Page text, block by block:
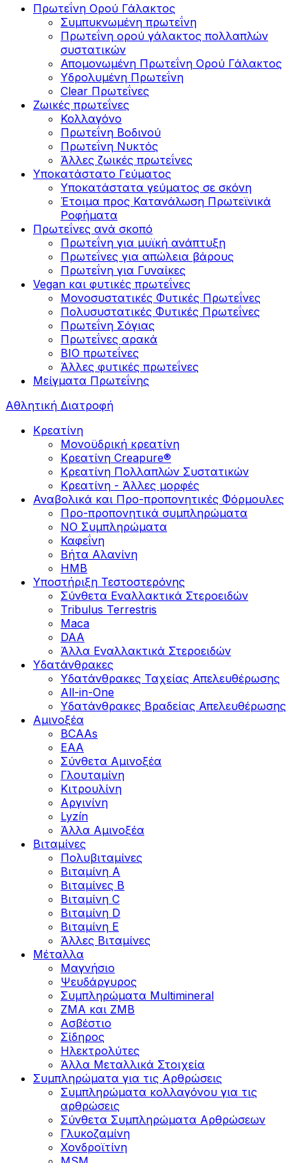
Πρωτεΐνη Ορού Γάλακτος
Συμπυκνωμένη πρωτεΐνη
Πρωτεΐνη ορού γάλακτος πολλαπλών
συστατικών
Απομονωμένη Πρωτεΐνη Ορού Γάλακτος
Υδρολυμένη Πρωτεΐνη
Clear Πρωτεΐνες
Ζωικές πρωτεΐνες
Κολλαγόνο
Πρωτεΐνη Βοδινού
Πρωτεΐνη Νυκτός
Άλλες ζωικές πρωτεΐνες
Υποκατάστατο Γεύματος
Υποκατάστατα γεύματος σε σκόνη
Έτοιμα προς Κατανάλωση Πρωτεϊνικά
Ροφήματα
Πρωτεΐνες ανά σκοπό
Πρωτεΐνη για μυϊκή ανάπτυξη
Πρωτεΐνες για απώλεια βάρους
Πρωτεΐνη για Γυναίκες
Vegan και φυτικές πρωτεΐνες
Μονοσυστατικές Φυτικές Πρωτεΐνες
Πολυσυστατικές Φυτικές Πρωτεΐνες
Πρωτεΐνη Σόγιας
Πρωτεΐνες αρακά
ΒIO πρωτεΐνες
Άλλες φυτικές πρωτεΐνες
Μείγματα Πρωτεΐνης
Αθλητική Διατροφή
Κρεατίνη
Μονοϋδρική κρεατίνη
Κρεατίνη Creapure®
Κρεατίνη Πολλαπλών Συστατικών
Κρεατίνη - Άλλες μορφές
Αναβολικά και Προ-προπονητικές Φόρμουλες
Προ-προπονητικά συμπληρώματα
ΝΟ Συμπληρώματα
Καφεΐνη
Βήτα Αλανίνη
HMB
Υποστήριξη Τεστοστερόνης
Σύνθετα Εναλλακτικά Στεροειδών
Tribulus Terrestris
Maca
DAA
Άλλα Εναλλακτικά Στεροειδών
Υδατάνθρακες
Υδατάνθρακες Ταχείας Απελευθέρωσης
All-in-One
Υδατάνθρακες Βραδείας Απελευθέρωσης
Αμινοξέα
BCAAs
EAA
Σύνθετα Αμινοξέα
Γλουταμίνη
Κιτρουλίνη
Αργινίνη
Lyzín
Άλλα Αμινοξέα
Βιταμίνες
Πολυβιταμίνες
Βιταμίνη Α
Βιταμίνες Β
Βιταμίνη C
Βιταμίνη D
Βιταμίνη Ε
Άλλες Βιταμίνες
Μέταλλα
Μαγνήσιο
Ψευδάργυρος
Συμπληρώματα Multimineral
ZMA και ZMB
Ασβέστιο
Σίδηρος
Ηλεκτρολύτες
Άλλα Mεταλλικά Στοιχεία
Συμπληρώματα για τις Αρθρώσεις
Συμπληρώματα κολλαγόνου για τις
αρθρώσεις
Σύνθετα Συμπληρώματα Αρθρώσεων
Γλυκοζαμίνη
Χονδροϊτίνη